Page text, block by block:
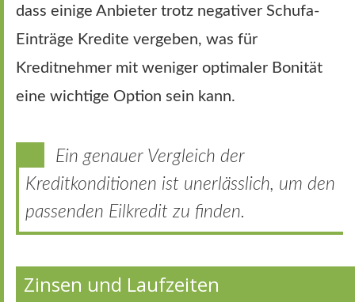
dass einige Anbieter trotz negativer Schufa-
Einträge Kredite vergeben, was für
Kreditnehmer mit weniger optimaler Bonität
eine wichtige Option sein kann.
Ein genauer Vergleich der
Kreditkonditionen ist unerlässlich, um den
passenden Eilkredit zu finden.
Zinsen und Laufzeiten